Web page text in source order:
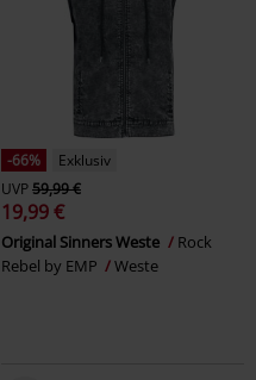
-66%
Exklusiv
UVP59,99 €
19,99 €
Original Sinners Weste
Rock
Rebel by EMP
Weste